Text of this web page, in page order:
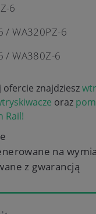
6
/ WA320PZ-6
/ WA380Z-6
ofercie znajdziesz
oraz
Rail!
na
z gwarancją